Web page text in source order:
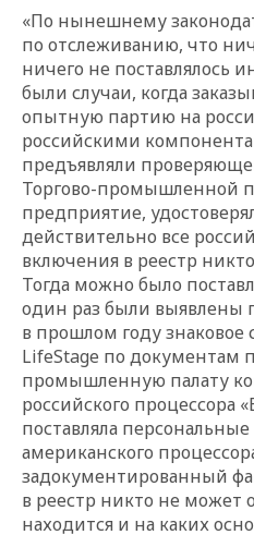
«По нынешнему
по отслеживанию, что
ничего не поставлялось
были случаи, когда
опытную партию на
российскими
предъявляли
Торгово-промышленной
предприятие,
действительно все
включения в реестр
Тогда можно было
один раз были выявлены
в прошлом году
LifeStage по документам
промышленную палату
российского процессора
поставляла
американского
задокументированный
в реестр никто не может
находится и на каких